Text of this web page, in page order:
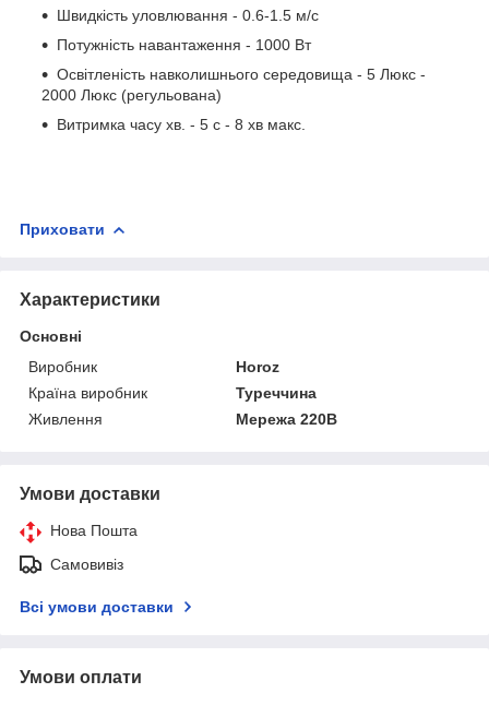
Швидкість уловлювання - 0.6-1.5 м/с
Потужність навантаження - 1000 Вт
Освітленість навколишнього середовища - 5 Люкс -
2000 Люкс (регульована)
Витримка часу хв. - 5 с - 8 хв макс.
Приховати
Характеристики
Основні
Виробник
Horoz
Країна виробник
Туреччина
Живлення
Мережа 220В
Умови доставки
Нова Пошта
Самовивіз
Всі умови доставки
Умови оплати